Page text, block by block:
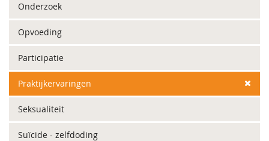
Onderzoek
Opvoeding
Participatie
Praktijkervaringen
Seksualiteit
Suïcide - zelfdoding